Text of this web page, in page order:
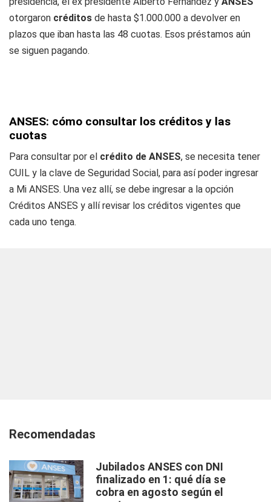
otorgaron créditos de hasta $1.000.000 a devolver en
plazos que iban hasta las 48 cuotas. Esos préstamos aún
se siguen pagando.
ANSES: cómo consultar los créditos y las
cuotas
Para consultar por el crédito de ANSES, se necesita tener
CUIL y la clave de Seguridad Social, para así poder ingresar
a Mi ANSES. Una vez allí, se debe ingresar a la opción
Créditos ANSES y allí revisar los créditos vigentes que
cada uno tenga.
Recomendadas
Jubilados ANSES con DNI
finalizado en 1: qué día se
cobra en agosto según el